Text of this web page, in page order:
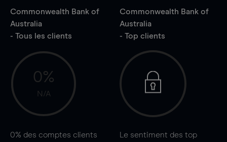
Commonwealth Bank of
Australia
- Tous les clients
0%
N/A
0% des comptes clients
Commonwealth Bank of
Australia
- Top clients
Le sentiment des top